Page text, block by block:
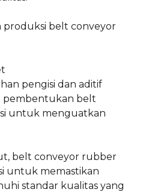
produksi belt conveyor
pengisi dan aditif
pembentukan belt
untuk menguatkan
belt conveyor rubber
untuk memastikan
standar kualitas yang